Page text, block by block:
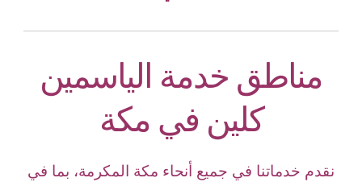
مناطق خدمة الياسمين
كلين في مكة
نقدم خدماتنا في جميع أنحاء مكة المكرمة، بما في